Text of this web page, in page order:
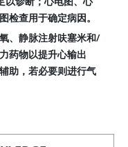
检查用于确定病因。
、静脉注射呋塞米和/
药物以提升心输出
助，若必要则进行气